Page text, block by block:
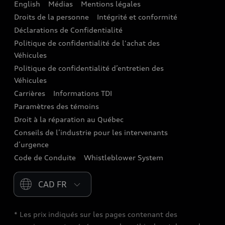
Audi connect
Assistance routière
Audi Care
Centres de carrosserie Audi
Garanties Audi et couverture
English Médias
Mentions légales
Droits de la personne
Intégrité et conformité
Déclarations de Confidentialité
Politique de confidentialité de l'achat des
Véhicules
Politique de confidentialité d’entretien des
Véhicules
Carrières
Informations TDI
Paramètres des témoins
Droit à la réparation au Québec
Conseils de l’industrie pour les intervenants
d’urgence
Code de Conduite
Whistleblower System
Please select country
* Les prix indiqués sur les pages contenant des